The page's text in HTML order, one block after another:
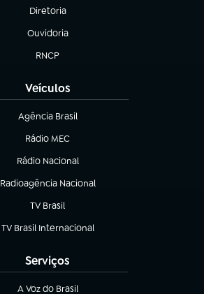
Diretoria
(abre em nova aba)
Ouvidoria
(abre em nova aba)
RNCP
(abre em nova aba)
Veículos
Agência Brasil
(abre em nova aba)
Rádio MEC
Rádio Nacional
(abre em nova aba)
Radioagência Nacional
(abre em nova aba)
TV Brasil
(abre em nova aba)
TV Brasil Internacional
(abre em nova aba)
Serviços
A Voz do Brasil